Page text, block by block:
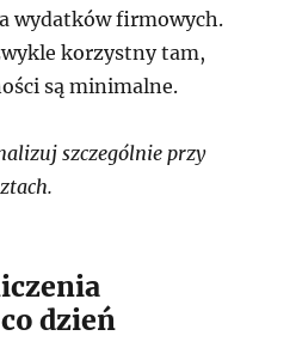
wydatków firmowych.
korzystny tam,
są minimalne.
szczególnie przy
dzień